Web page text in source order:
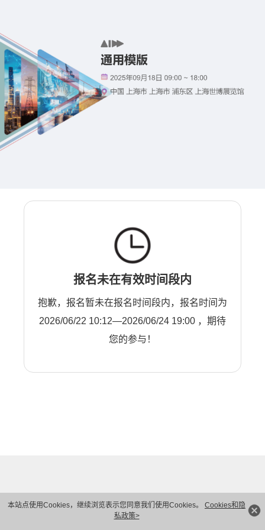
本站点使用Cookies，继续浏览表示您同意我们使用Cookies。 Cookies和隐
私政策>
报名未在有效时间段内
抱歉，报名暂未在报名时间段内，报名时间为
2026/06/22 10:12—2026/06/24 19:00 ，期待
您的参与！